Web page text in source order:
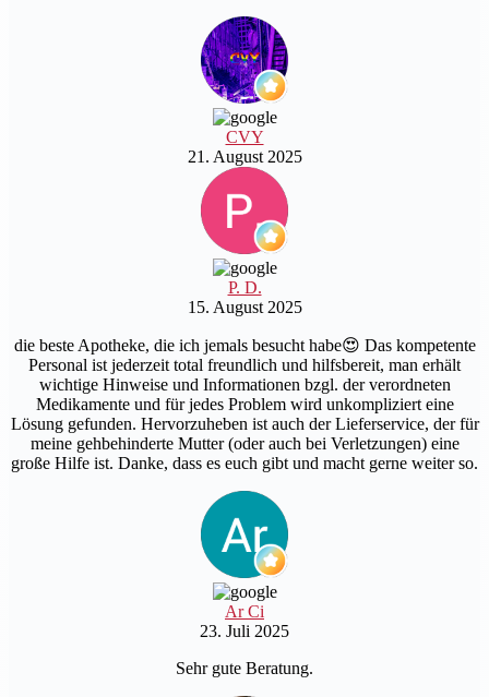
CVY
21. August 2025
P. D.
15. August 2025
die beste Apotheke, die ich jemals besucht habe😍 Das kompetente
Personal ist jederzeit total freundlich und hilfsbereit, man erhält
wichtige Hinweise und Informationen bzgl. der verordneten
Medikamente und für jedes Problem wird unkompliziert eine
Lösung gefunden. Hervorzuheben ist auch der Lieferservice, der für
meine gehbehinderte Mutter (oder auch bei Verletzungen) eine
große Hilfe ist. Danke, dass es euch gibt und macht gerne weiter so.
Ar Ci
23. Juli 2025
Sehr gute Beratung.